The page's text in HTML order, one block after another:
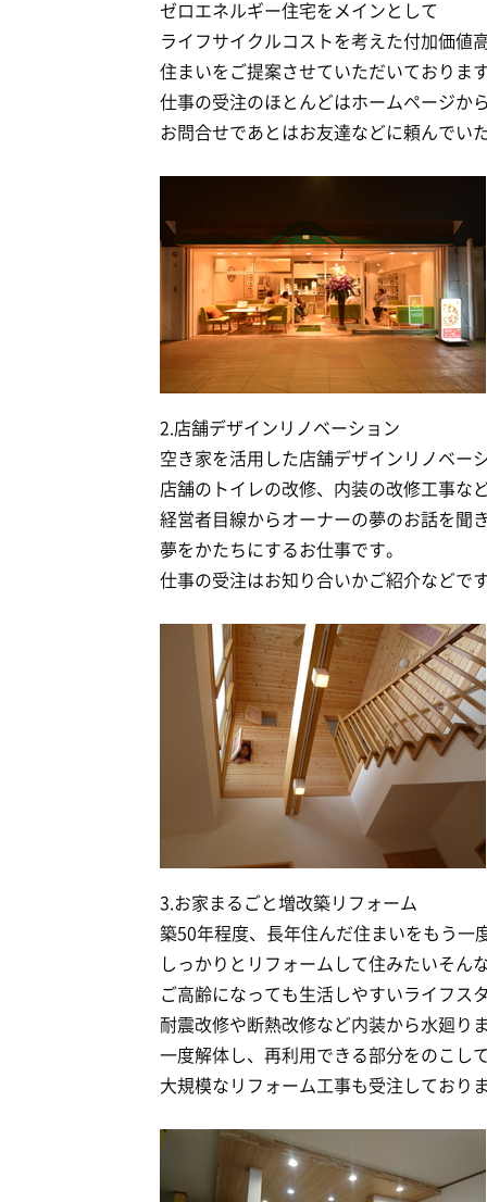
ゼロエネルギー住宅をメインとして
ライフサイクルコストを考えた付加価値
住まいをご提案させていただいております
仕事の受注のほとんどはホームページか
お問合せであとはお友達などに頼んでい
2.店舗デザインリノベーション
空き家を活用した店舗デザインリノベー
店舗のトイレの改修、内装の改修工事な
経営者目線からオーナーの夢のお話を聞き
夢をかたちにするお仕事です。
仕事の受注はお知り合いかご紹介などです
3.お家まるごと増改築リフォーム
築50年程度、長年住んだ住まいをもう一
しっかりとリフォームして住みたいそん
ご高齢になっても生活しやすいライフス
耐震改修や断熱改修など内装から水廻り
一度解体し、再利用できる部分をのこし
大規模なリフォーム工事も受注しておりま